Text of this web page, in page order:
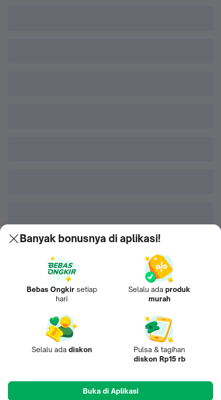
Banyak bonusnya di aplikasi!
Bebas Ongkir setiap
hari
Selalu ada produk
murah
Selalu ada diskon
Pulsa & tagihan
diskon Rp15 rb
Buka di Aplikasi